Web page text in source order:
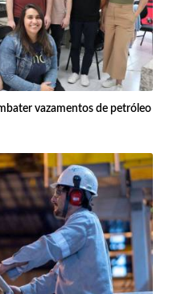
vazamentos de petróleo